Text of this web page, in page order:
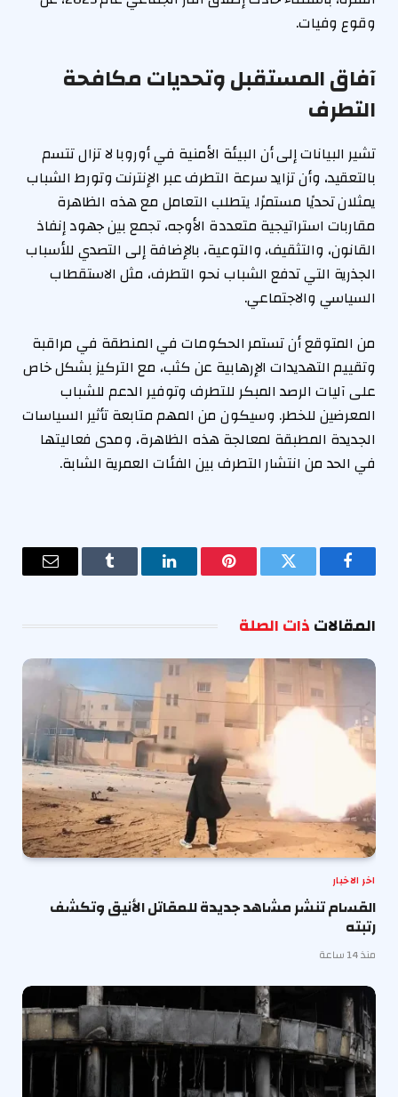
وقوع وفيات.
آفاق المستقبل وتحديات مكافحة
التطرف
تشير البيانات إلى أن البيئة الأمنية في أوروبا لا تزال تتسم
بالتعقيد، وأن تزايد سرعة التطرف عبر الإنترنت وتورط الشباب
يمثلان تحديًا مستمرًا. يتطلب التعامل مع هذه الظاهرة
مقاربات استراتيجية متعددة الأوجه، تجمع بين جهود إنفاذ
القانون، والتثقيف، والتوعية، بالإضافة إلى التصدي للأسباب
الجذرية التي تدفع الشباب نحو التطرف، مثل الاستقطاب
السياسي والاجتماعي.
من المتوقع أن تستمر الحكومات في المنطقة في مراقبة
وتقييم التهديدات الإرهابية عن كثب، مع التركيز بشكل خاص
على آليات الرصد المبكر للتطرف وتوفير الدعم للشباب
المعرضين للخطر. وسيكون من المهم متابعة تأثير السياسات
الجديدة المطبقة لمعالجة هذه الظاهرة، ومدى فعاليتها
في الحد من انتشار التطرف بين الفئات العمرية الشابة.
فيسبوك تويتر بينتيريستلينكدإن Tumblr
البريد
المقالاتذات الصلة
اخر الاخبار
القسام تنشر مشاهد جديدة للمقاتل الأنيق وتكشف
رتبته
منذ 14 ساعة